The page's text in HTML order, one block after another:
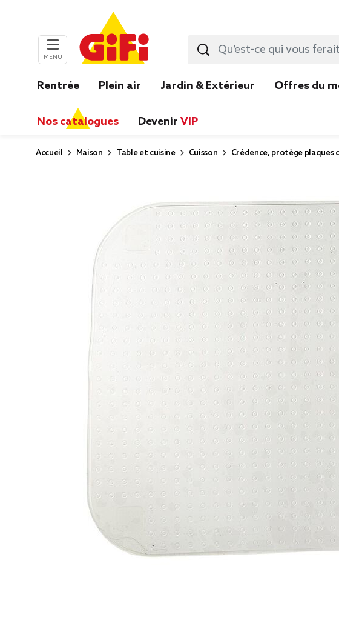
MENU
Rentrée Plein air Jardin & Extérieur Offres du
Nos catalogues Devenir VIP
Accueil Maison Table et cuisine Cuisson Crédence, protège plaques